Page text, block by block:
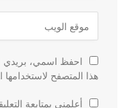
احفظ اسمي، بريدي
هذا المتصفح لاستخدامها
أعلمني بمتابعة